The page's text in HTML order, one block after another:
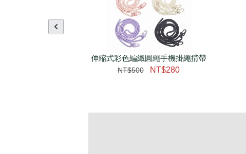
伸縮式彩色編織圓繩手機掛繩揹帶
NT$500 NT$280